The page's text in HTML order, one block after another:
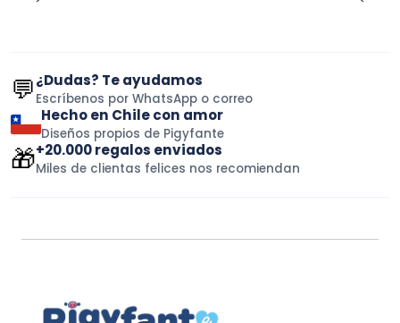
💬¿Dudas? Te ayudamos
Escríbenos por WhatsApp o correo
Hecho en Chile con amor
Diseños propios de Pigyfante
🎁+20.000 regalos enviados
Miles de clientas felices nos recomiendan